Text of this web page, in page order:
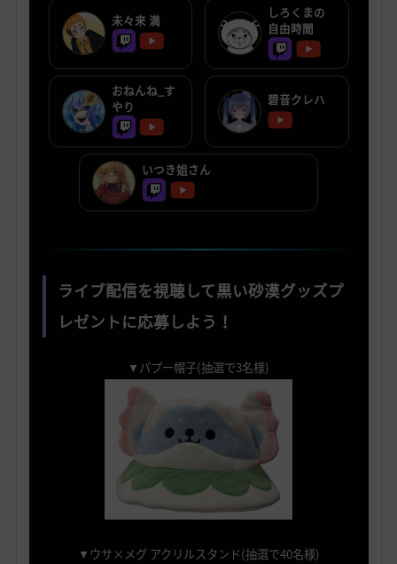
未々来 満
しろくまの
自由時間
おねんね_す
やり
碧音クレハ
いつき姐さん
ライブ配信を視聴して黒い砂漠グッズプ
レゼントに応募しよう！
▼パプー帽子(抽選で3名様)
▼ウサ×メグ アクリルスタンド(抽選で40名様)